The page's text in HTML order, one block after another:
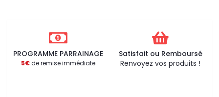
PROGRAMME PARRAINAGE
5€de remise immédiate
Satisfait ou Remboursé
Renvoyez vos produits !